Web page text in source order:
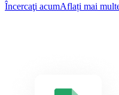
Încercaţi acumAflați mai